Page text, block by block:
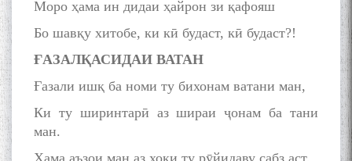
Моро ҳама ин дидаи ҳайрон зи қафояш
Бо шавқу хитобе, ки кӣ будаст, кӣ будаст?!
ҒАЗАЛҚАСИДАИ ВАТАН
Ғазали ишқ ба номи ту бихонам ватани ман,
Ки ту ширинтарӣ аз шираи ҷонам ба тани
ман.